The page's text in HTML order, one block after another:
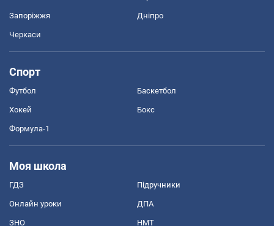
Запоріжжя Дніпро
Черкаси
Спорт
Футбол Баскетбол
Хокей Бокс
Формула-1
Моя школа
ГДЗ Підручники
Онлайн уроки ДПА
ЗНО НМТ